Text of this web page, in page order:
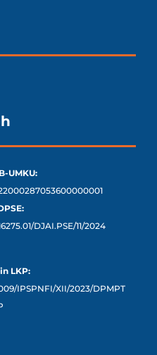
UMKU:
DJAI.PSE/11/2024
LKP:
IPSPNFI/XII/2023/DPMPT